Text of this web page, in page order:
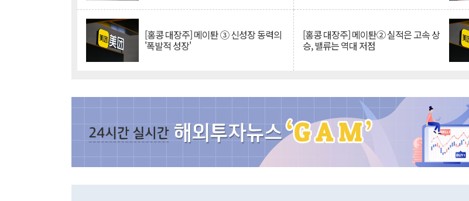
[홍콩 대장주] 메이퇀 ③ 신성장 동력의
'폭발적 성장'
[홍콩 대장주] 메이퇀② 실적은 고속 상
승, 밸류는 역대 저점